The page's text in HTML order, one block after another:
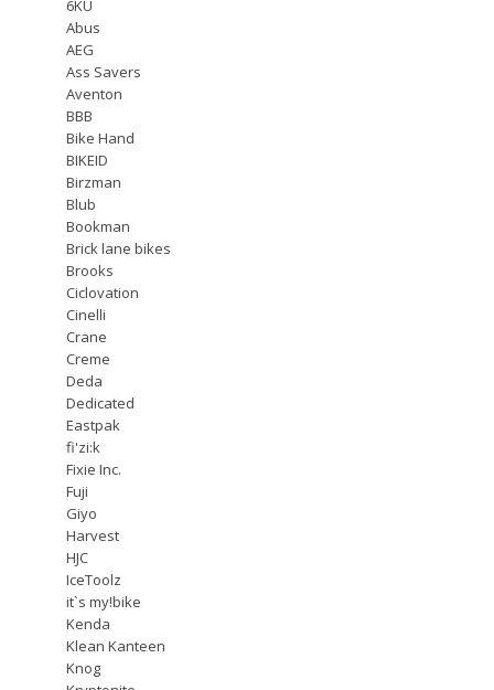
6KU
Abus
AEG
Ass Savers
Aventon
BBB
Bike Hand
BIKEID
Birzman
Blub
Bookman
Brick lane bikes
Brooks
Ciclovation
Cinelli
Crane
Creme
Deda
Dedicated
Eastpak
fi'zi:k
Fixie Inc.
Fuji
Giyo
Harvest
HJC
IceToolz
it`s my!bike
Kenda
Klean Kanteen
Knog